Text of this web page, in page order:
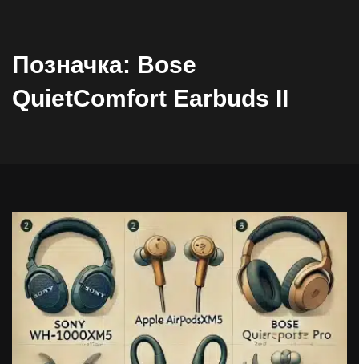
Позначка: Bose
QuietComfort Earbuds II